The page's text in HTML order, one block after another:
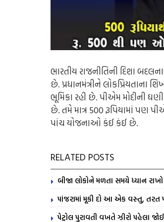
ભારતીય રાજનીતિની દિશા
છે. પ્રધાનમંત્રીને
ભૂમિકા રહી છે. પીએમ મોદીની
છે. તમે માત્ર 500 રૂપિયામાં પણ
પાંચ યોજનાઓ કંઈ કંઈ છે.
RELATED POSTS
બીજા લોકોને મળતા સમયે ધ્યાન
પાંજરામાં મૂકી દો આ એક વસ્તુ, તરત
પેટ્રોલ પુરાવતી વખતે ઝીરો પહેલા